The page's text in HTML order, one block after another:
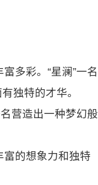
多彩。“星澜”一名
独特的才华。
营造出一种梦幻般
富的想象力和独特